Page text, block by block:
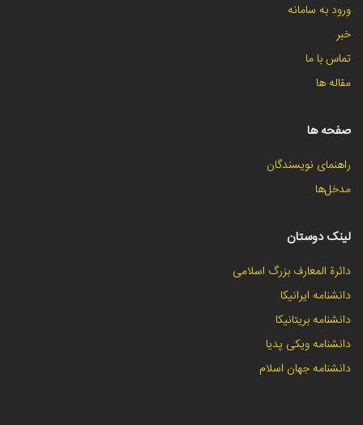
ورود به سامانه
خبر
تماس با ما
مقاله ها
صفحه ها
راهنمای نویسندگان
مدخل‌ها
لینک دوستان
دائرة المعارف بزرگ اسلامی
دانشنامه ایرانیکا
دانشنامه بریتانیکا
دانشنامه ویکی پدیا
دانشنامه جهان اسلام